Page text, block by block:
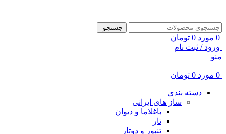
جستجو
0 مورد 0 تومان
ورود / ثبت نام
منو
0 مورد 0 تومان
دسته بندی
ساز های ایرانی
باغلاما و دیوان
تار
تنبور و دوتار